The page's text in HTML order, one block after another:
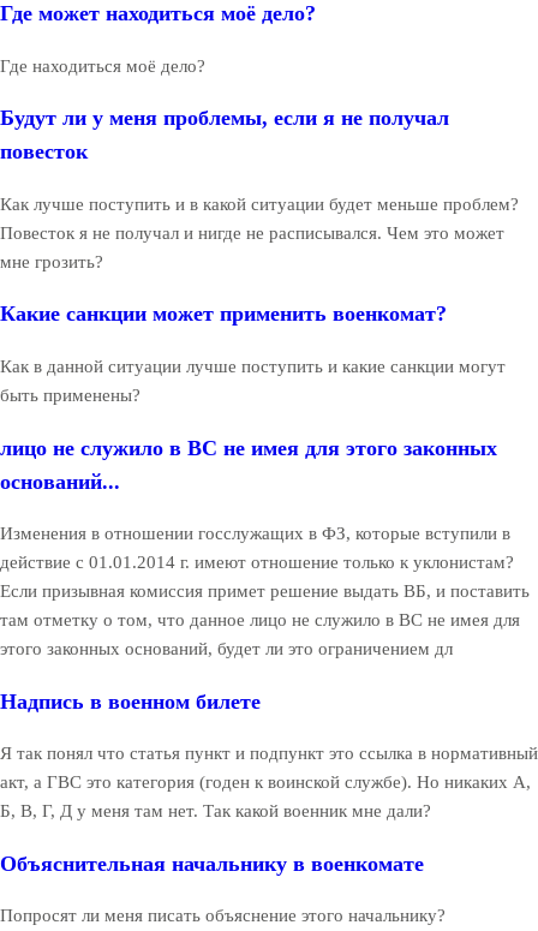
Где может находиться моё дело?
Где находиться моё дело?
Будут ли у меня проблемы, если я не получал
повесток
Как лучше поступить и в какой ситуации будет меньше проблем?
Повесток я не получал и нигде не расписывался. Чем это может
мне грозить?
Какие санкции может применить военкомат?
Как в данной ситуации лучше поступить и какие санкции могут
быть применены?
лицо не служило в ВС не имея для этого законных
оснований...
Изменения в отношении госслужащих в ФЗ, которые вступили в
действие с 01.01.2014 г. имеют отношение только к уклонистам?
Если призывная комиссия примет решение выдать ВБ, и поставить
там отметку о том, что данное лицо не служило в ВС не имея для
этого законных оснований, будет ли это ограничением дл
Надпись в военном билете
Я так понял что статья пункт и подпункт это ссылка в нормативный
акт, а ГВС это категория (годен к воинской службе). Но никаких А,
Б, В, Г, Д у меня там нет. Так какой военник мне дали?
Объяснительная начальнику в военкомате
Попросят ли меня писать объяснение этого начальнику?